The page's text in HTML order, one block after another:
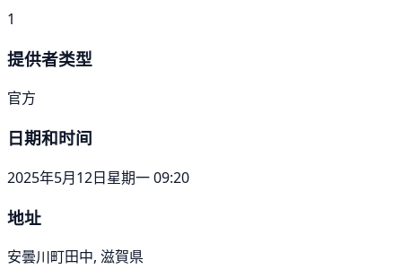
1
提供者类型
官方
日期和时间
2025年5月12日星期一 09:20
地址
安曇川町田中, 滋賀県